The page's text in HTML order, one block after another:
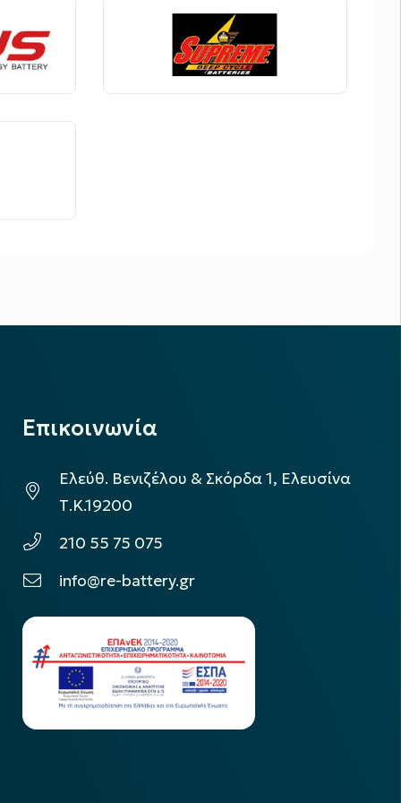
Επικοινωνία
Ελεύθ. Βενιζέλου & Σκόρδα 1, Ελευσίνα
Τ.Κ.19200
210 55 75 075
info@re-battery.gr